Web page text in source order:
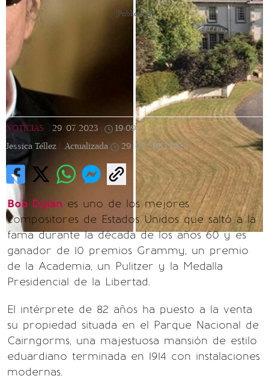
[Publicidad]
NOTICIAS 29/07/2023 19:09
Jessica Téllez |
Actualizada 29/07/2023 19:12
Bob Dylan es uno de los mejores
compositores de Estados Unidos que saltó a la
fama durante la década de los años 60 y es
ganador de 10 premios Grammy, un premio
de la Academia, un Pulitzer y la Medalla
Presidencial de la Libertad.
El intérprete de 82 años ha puesto a la venta
su propiedad situada en el Parque Nacional de
Cairngorms, una majestuosa mansión de estilo
eduardiano terminada en 1914 con instalaciones
modernas.